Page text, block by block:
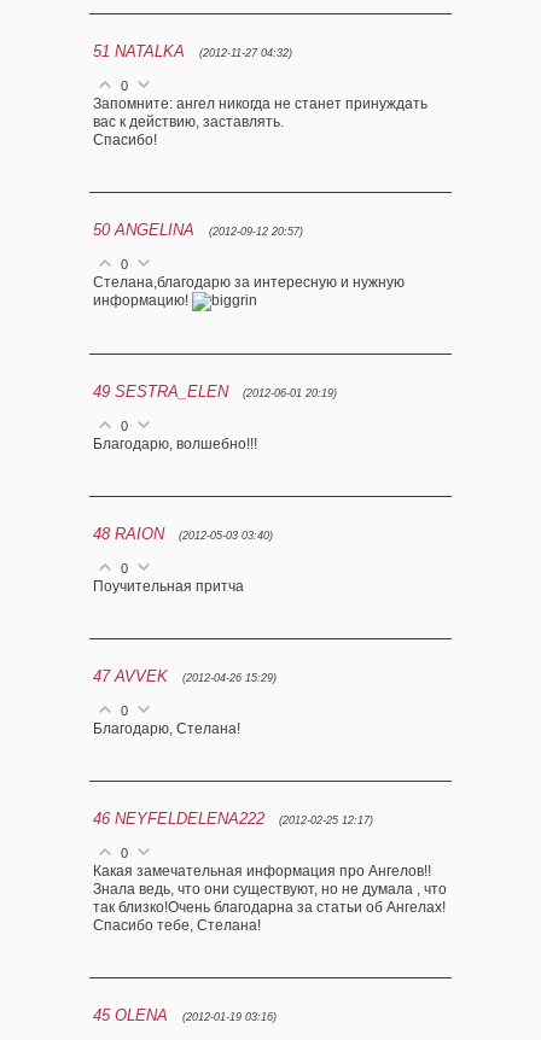
51 NATALKA (2012-11-27 04:32)
0
Запомните: ангел никогда не станет принуждать
вас к действию, заставлять.
Спасибо!
50 ANGELINA (2012-09-12 20:57)
0
Стелана,благодарю за интересную и нужную
информацию!
49 SESTRA_ELEN (2012-06-01 20:19)
0
Благодарю, волшебно!!!
48 RAION (2012-05-03 03:40)
0
Поучительная притча
47 AVVEK (2012-04-26 15:29)
0
Благодарю, Стелана!
46 NEYFELDELENA222 (2012-02-25 12:17)
0
Какая замечательная информация про Ангелов!!
Знала ведь, что они существуют, но не думала , что
так близко!Очень благодарна за статьи об Ангелах!
Спасибо тебе, Стелана!
45 OLENA (2012-01-19 03:16)